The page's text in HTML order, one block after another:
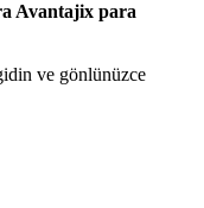
Avantajix para
ve gönlünüzce